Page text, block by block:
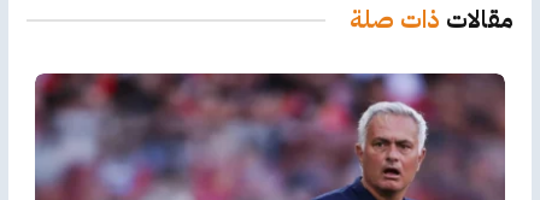
مقالات ذات صلة